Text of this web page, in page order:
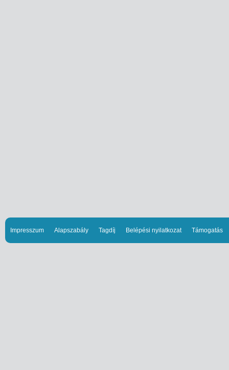
Impresszum Alapszabály Tagdíj Belépési nyilatkozat Támogatás